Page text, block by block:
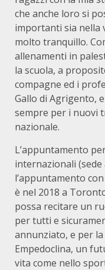
che anche loro si
importanti sia nella
molto tranquillo.
allenamenti in
la scuola, a
compagne ed i
Gallo di Agrigento,
sempre per i nuovi
nazionale.
L’appuntamento
internazionali
l’appuntamento
è nel 2018 a
possa recitare un
per tutti e
annunziato, e per
Empedoclina, un
vita come nello